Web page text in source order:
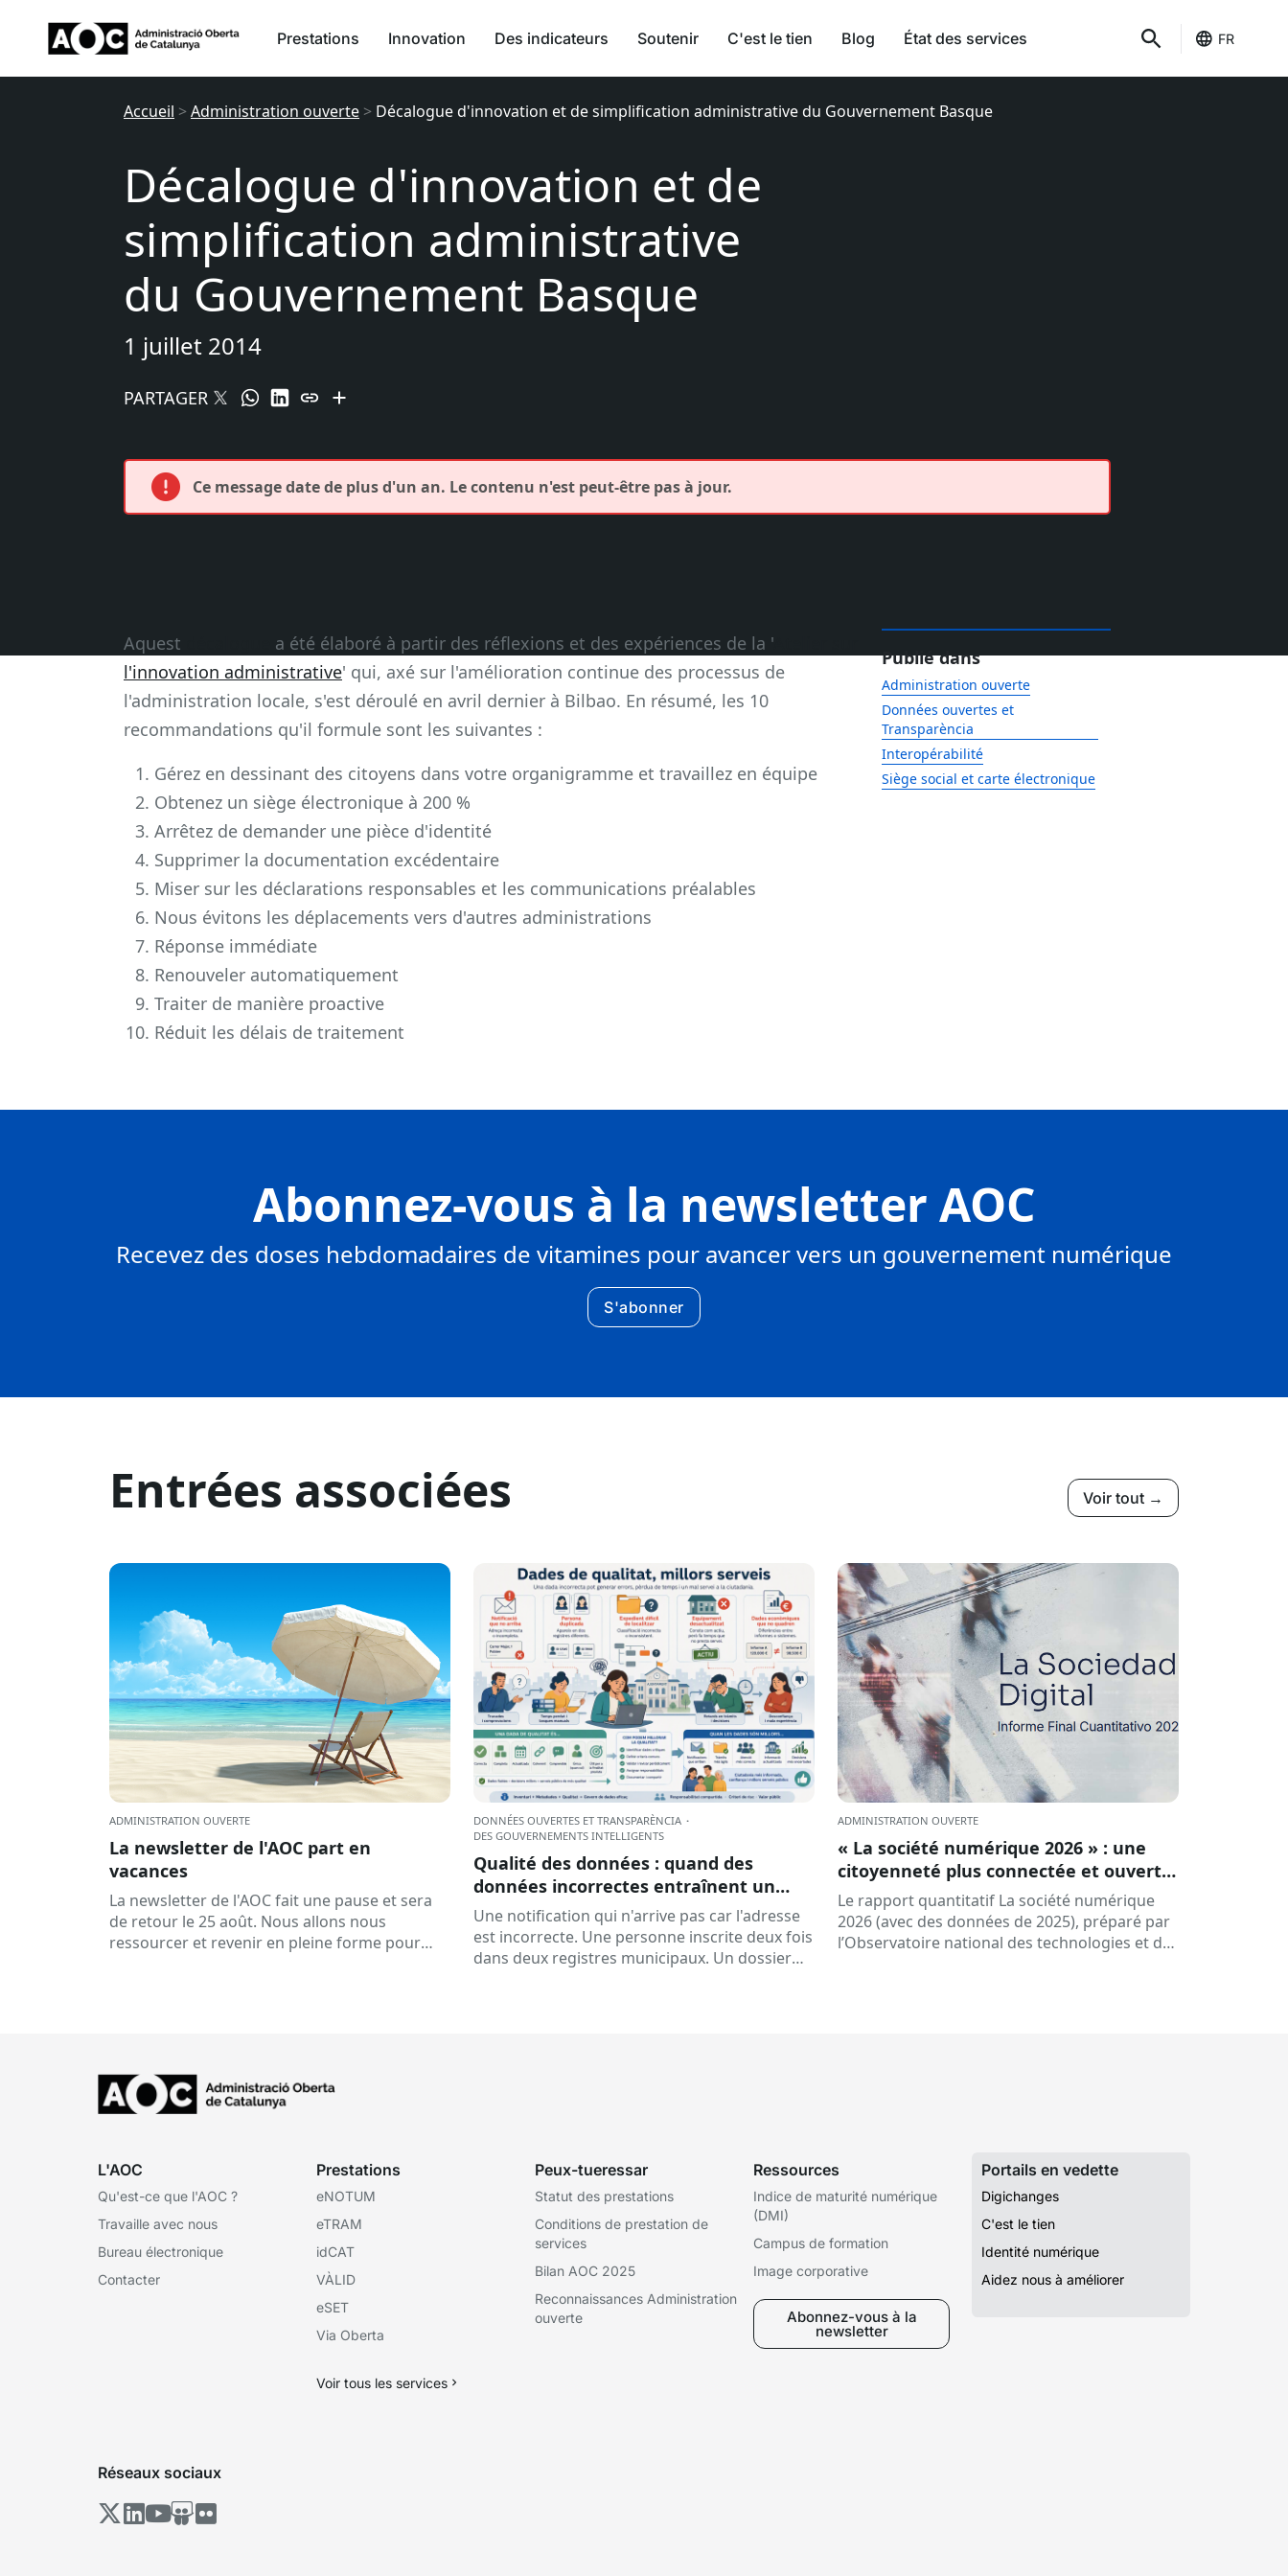
Prestations Innovation Des indicateurs Soutenir C'est le tien Blog État des services FR
Accueil >Administration ouverte > Décalogue d'innovation et de simplification administrative du Gouvernement Basque
Décalogue d'innovation et de
simplification administrative
du Gouvernement Basque
1 juillet 2014
PARTAGER
Ce message date de plus d'un an. Le contenu n'est peut-être pas à jour.
Aquest a été élaboré à partir des réflexions et des expériences de la '
l'innovation administrative' qui, axé sur l'amélioration continue des processus de
l'administration locale, s'est déroulé en avril dernier à Bilbao. En résumé, les 10
recommandations qu'il formule sont les suivantes :
Gérez en dessinant des citoyens dans votre organigramme et travaillez en équipe
Obtenez un siège électronique à 200 %
Arrêtez de demander une pièce d'identité
Supprimer la documentation excédentaire
Miser sur les déclarations responsables et les communications préalables
Nous évitons les déplacements vers d'autres administrations
Réponse immédiate
Renouveler automatiquement
Traiter de manière proactive
Réduit les délais de traitement
Publié dans
Administration ouverte
Données ouvertes et
Transparència
Interopérabilité
Siège social et carte électronique
Abonnez-vous à la newsletter AOC
Recevez des doses hebdomadaires de vitamines pour avancer vers un gouvernement numérique
S'abonner
Entrées associées Voir tout →
ADMINISTRATION OUVERTE
La newsletter de l'AOC part en
vacances
La newsletter de l'AOC fait une pause et sera
de retour le 25 août. Nous allons nous
ressourcer et revenir en pleine forme pour
DONNÉES OUVERTES ET TRANSPARÈNCIA ·
DES GOUVERNEMENTS INTELLIGENTS
Qualité des données : quand des
données incorrectes entraînent un
service de mauvaise qualité
Une notification qui n'arrive pas car l'adresse
est incorrecte. Une personne inscrite deux fois
dans deux registres municipaux. Un dossier
ADMINISTRATION OUVERTE
« La société numérique 2026 » : une
citoyenneté plus connectée et ouverte
à l’intelligence artificielle
Le rapport quantitatif La société numérique
2026 (avec des données de 2025), préparé par
l’Observatoire national des technologies et de
L'AOC
Qu'est-ce que l'AOC ?
Travaille avec nous
Bureau électronique
Contacter
Prestations
eNOTUM
eTRAM
idCAT
VÀLID
eSET
Via Oberta
Voir tous les services
Peux-tueressar
Statut des prestations
Conditions de prestation de
services
Bilan AOC 2025
Reconnaissances Administration
ouverte
Ressources
Indice de maturité numérique
(DMI)
Campus de formation
Image corporative
Abonnez-vous à la
newsletter
Portails en vedette
Digichanges
C'est le tien
Identité numérique
Aidez nous à améliorer
Réseaux sociaux